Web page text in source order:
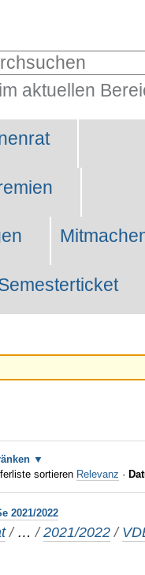
aktuellen
sortieren Relevanz ·
2021/2022
/ …/2021/2022 /